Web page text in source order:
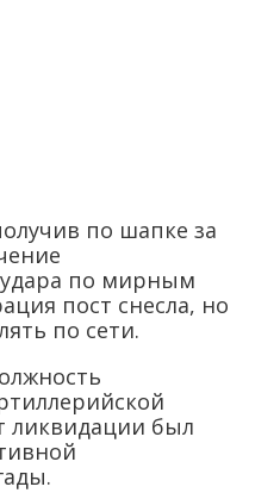
по шапке за
удара по мирным
пост снесла, но
по сети.
ликвидации был